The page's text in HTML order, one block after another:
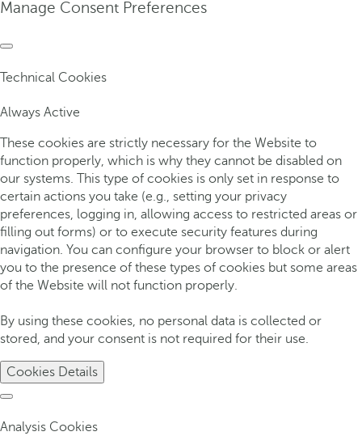
Manage Consent Preferences
Technical Cookies
Always Active
These cookies are strictly necessary for the Website to
function properly, which is why they cannot be disabled on
our systems. This type of cookies is only set in response to
certain actions you take (e.g., setting your privacy
preferences, logging in, allowing access to restricted areas or
filling out forms) or to execute security features during
navigation. You can configure your browser to block or alert
you to the presence of these types of cookies but some areas
of the Website will not function properly.
By using these cookies, no personal data is collected or
stored, and your consent is not required for their use.
Cookies Details
Analysis Cookies